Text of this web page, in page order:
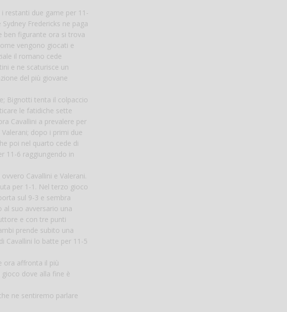
restanti due game per 11-
Fredericks ne paga
ben figurante ora si trova
vengono giocati e
il romano cede
e ne scaturisce un
del più giovane
Bignotti tenta il colpaccio
le fatidiche sette
Cavallini a prevalere per
dopo i primi due
poi nel quarto cede di
11-6 raggiungendo in
Cavallini e Valerani.
per 1-1. Nel terzo gioco
sul 9-3 e sembra
al suo avversario una
e con tre punti
prende subito una
Cavallini lo batte per 11-5
ora affronta il più
dove alla fine è
ne sentiremo parlare